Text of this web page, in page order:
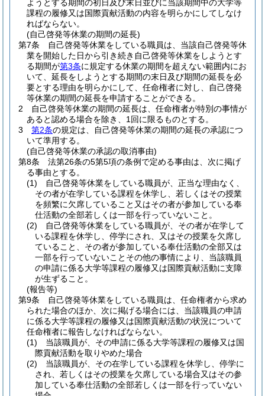
ようとする期間の初日及び末日並びに当該期間中の大学等
課程の履修又は国際貢献活動の内容を明らかにしてしなけ
ればならない。
(自己啓発等休業の期間の延長)
第7条
自己啓発等休業をしている職員は、当該自己啓発等休
業を開始した日から引き続き自己啓発等休業をしようとす
る期間が第3条に規定する休業の期間を超えない範囲内にお
いて、延長をしようとする期間の末日及び期間の延長を必
要とする理由を明らかにして、任命権者に対し、自己啓発
等休業の期間の延長を申請することができる。
2
自己啓発等休業の期間の延長は、任命権者が特別の事情が
あると認める場合を除き、1回に限るものとする。
3
第2条の規定は、自己啓発等休業の期間の延長の承認につ
いて準用する。
(自己啓発等休業の承認の取消事由)
第8条
法第26条の5第5項の条例で定める事由は、次に掲げ
る事由とする。
(1)
自己啓発等休業をしている職員が、正当な理由なく、
その者が在学している課程を休学し、若しくはその授業
を頻繁に欠席していること又はその者が参加している奉
仕活動の全部若しくは一部を行っていないこと。
(2)
自己啓発等休業をしている職員が、その者が在学して
いる課程を休学し、停学にされ、又はその授業を欠席し
ていること、その者が参加している奉仕活動の全部又は
一部を行っていないことその他の事情により、当該職員
の申請に係る大学等課程の履修又は国際貢献活動に支障
が生ずること。
(報告等)
第9条
自己啓発等休業をしている職員は、任命権者から求め
られた場合のほか、次に掲げる場合には、当該職員の申請
に係る大学等課程の履修又は国際貢献活動の状況について
任命権者に報告しなければならない。
(1)
当該職員が、その申請に係る大学等課程の履修又は国
際貢献活動を取りやめた場合
(2)
当該職員が、その在学している課程を休学し、停学に
され、若しくはその授業を欠席している場合又はその参
加している奉仕活動の全部若しくは一部を行っていない